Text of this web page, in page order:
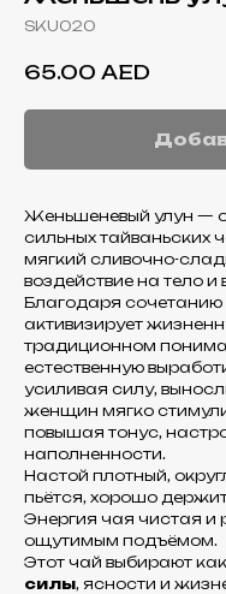
SKU020
65.00 AED
Женьшеневый улун —
сильных тайваньских
мягкий сливочно-
воздействие на тело и
Благодаря
активизирует
традиционном
естественную
усиливая силу,
женщин мягко
повышая тонус,
наполненности.
Настой плотный,
пьётся, хорошо
Энергия чая чистая и
ощутимым подъёмом.
Этот чай выбирают как
силы, ясности и